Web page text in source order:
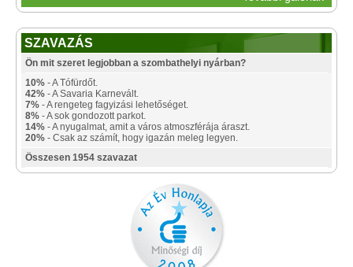
SZAVAZÁS
Ön mit szeret legjobban a szombathelyi nyárban?
10% - A Tófürdőt.
42% - A Savaria Karnevált.
7% - A rengeteg fagyizási lehetőséget.
8% - A sok gondozott parkot.
14% - A nyugalmat, amit a város atmoszférája áraszt.
20% - Csak az számít, hogy igazán meleg legyen.
Összesen 1954 szavazat